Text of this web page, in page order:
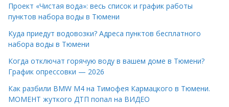
Проект «Чистая вода»: весь список и график работы
пунктов набора воды в Тюмени
Куда приедут водовозки? Адреса пунктов бесплатного
набора воды в Тюмени
Когда отключат горячую воду в вашем доме в Тюмени?
График опрессовки — 2026
Как разбили BMW M4 на Тимофея Кармацкого в Тюмени.
МОМЕНТ жуткого ДТП попал на ВИДЕО